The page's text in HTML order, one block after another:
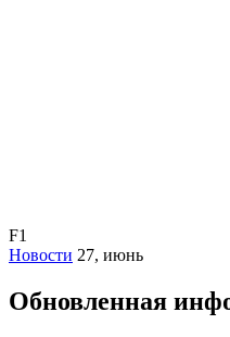
F1
Новости 27, июнь
Обновленная